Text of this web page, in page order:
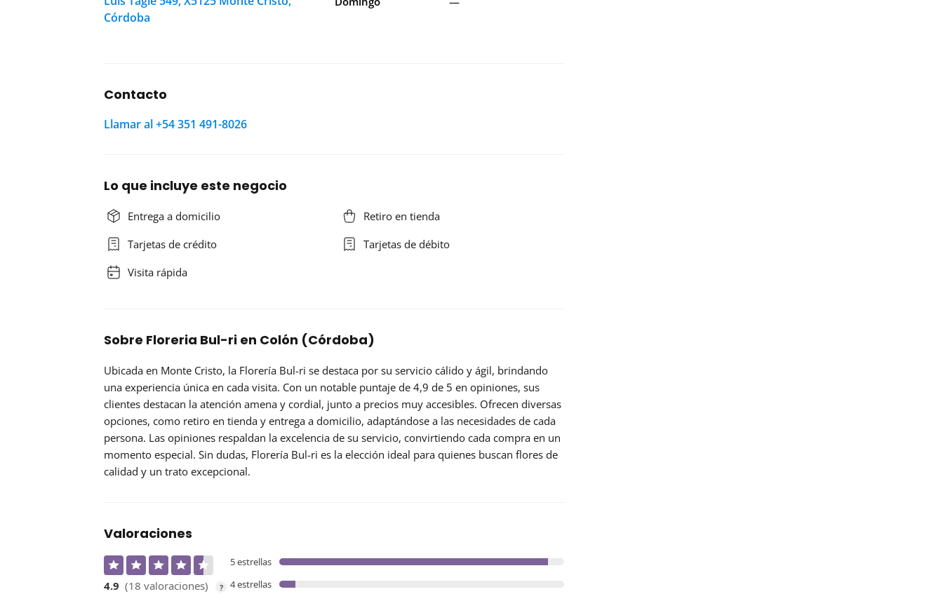
Córdoba
Contacto
Llamar al +54 351 491-8026
Lo que incluye este negocio
Entrega a domicilio
Retiro en tienda
Tarjetas de crédito
Tarjetas de débito
Visita rápida
Sobre Floreria Bul-ri en Colón (Córdoba)
Ubicada en Monte Cristo, la Florería Bul-ri se destaca por su servicio cálido y ágil, brindando
una experiencia única en cada visita. Con un notable puntaje de 4,9 de 5 en opiniones, sus
clientes destacan la atención amena y cordial, junto a precios muy accesibles. Ofrecen diversas
opciones, como retiro en tienda y entrega a domicilio, adaptándose a las necesidades de cada
persona. Las opiniones respaldan la excelencia de su servicio, convirtiendo cada compra en un
momento especial. Sin dudas, Florería Bul-ri es la elección ideal para quienes buscan flores de
calidad y un trato excepcional.
Valoraciones
4.9 (18 valoraciones) ?
5 estrellas
4 estrellas